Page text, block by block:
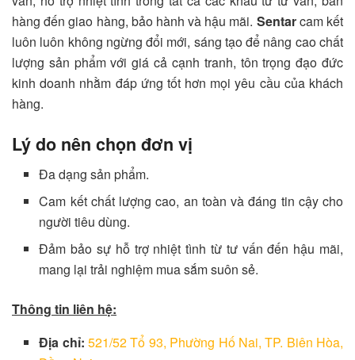
hàng đến giao hàng, bảo hành và hậu mãi. Sentarcam kết
luôn luôn không ngừng đổi mới, sáng tạo để nâng cao chất
lượng sản phẩm với giá cả cạnh tranh, tôn trọng đạo đức
kinh doanh nhằm đáp ứng tốt hơn mọi yêu cầu của khách
hàng.
Lý do nên chọn đơn vị
Đa dạng sản phẩm.
Cam kết chất lượng cao, an toàn và đáng tin cậy cho
người tiêu dùng.
Đảm bảo sự hỗ trợ nhiệt tình từ tư vấn đến hậu mãi,
mang lại trải nghiệm mua sắm suôn sẻ.
Thông tin liên hệ:
Địa chỉ:521/52 Tổ 93, Phường Hố Nai, TP. Biên Hòa,